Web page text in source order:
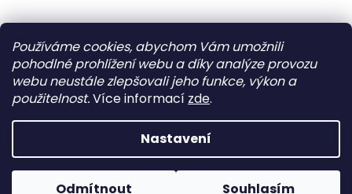
Používáme cookies, abychom Vám umožnili
pohodlné prohlížení webu a díky analýze provozu
webu neustále zlepšovali jeho funkce, výkon a
použitelnost.Více informací zde.
Nastavení
Odmítnout Souhlasím
Sledovat na Instagramu
Vytvořil Shoptet
Copyright 2026Beny Shoes. Všechna práva vyhrazena.
St
10:00–12:00 • 14:00–18:00
Čt
10:00–12:00 • 14:00–18:00
Pá
10:00–12:00 • 14:00–18:00